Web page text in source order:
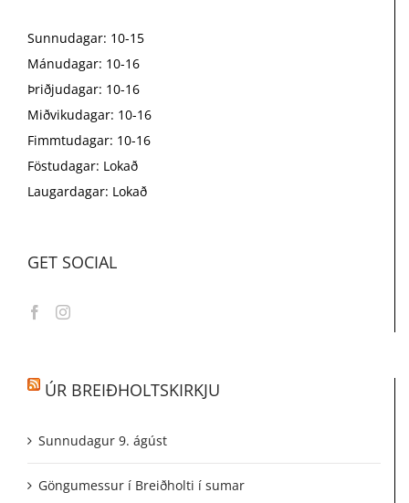
Sunnudagar: 10-15
Mánudagar: 10-16
Þriðjudagar: 10-16
Miðvikudagar: 10-16
Fimmtudagar: 10-16
Föstudagar: Lokað
Laugardagar: Lokað
GET SOCIAL
ÚR BREIÐHOLTSKIRKJU
Sunnudagur 9. ágúst
Göngumessur í Breiðholti í sumar